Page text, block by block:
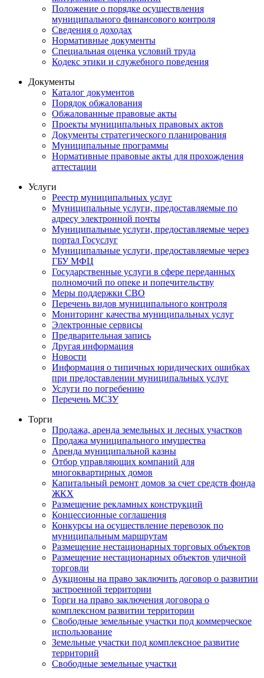
Положение о порядке осуществления
муниципального финансового контроля
Сведения о доходах
Нормативные документы
Специальная оценка условий труда
Кодекс этики и служебного поведения
Документы
Каталог документов
Порядок обжалования
Обжалованные правовые акты
Проекты муниципальных правовых актов
Документы стратегического планирования
Муниципальные программы
Нормативные правовые акты для прохождения
аттестации
Услуги
Реестр муниципальных услуг
Муниципальные услуги, предоставляемые по
адресу электронной почты
Муниципальные услуги, предоставляемые через
портал Госуслуг
Муниципальные услуги, предоставляемые через
ГБУ МФЦ
Государственные услуги в сфере переданных
полномочий по опеке и попечительству
Меры поддержки СВО
Перечень видов муниципального контроля
Мониторинг качества муниципальных услуг
Электронные сервисы
Предварительная запись
Другая информация
Новости
Информация о типичных юридических ошибках
при предоставлении муниципальных услуг
Услуги по погребению
Перечень МСЗУ
Торги
Продажа, аренда земельных и лесных участков
Продажа муниципального имущества
Аренда муниципальной казны
Отбор управляющих компаний для
многоквартирных домов
Капитальный ремонт домов за счет средств фонда
ЖКХ
Размещение рекламных конструкций
Концессионные соглашения
Конкурсы на осуществление перевозок по
муниципальным маршрутам
Размещение нестационарных торговых объектов
Размещение нестационарных объектов уличной
торговли
Аукционы на право заключить договор о развитии
застроенной территории
Торги на право заключения договора о
комплексном развитии территории
Свободные земельные участки под коммерческое
использование
Земельные участки под комплексное развитие
территорий
Свободные земельные участки